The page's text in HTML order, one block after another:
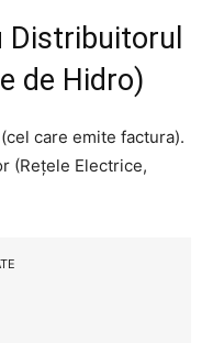
Distribuitorul
de Hidro)
care emite factura).
(Rețele Electrice,